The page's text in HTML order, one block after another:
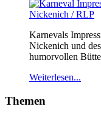
Karnevals
Nickenich und
humorvollen
Weiterlesen...
Themen